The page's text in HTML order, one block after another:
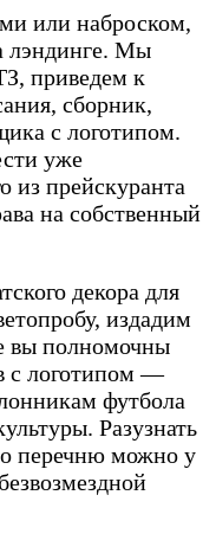
или наброском,
лэндинге. Мы
приведем к
сборник,
с логотипом.
уже
из прейскуранта
на собственный
декора для
издадим
вы полномочны
с логотипом —
футбола
Разузнать
перечню можно у